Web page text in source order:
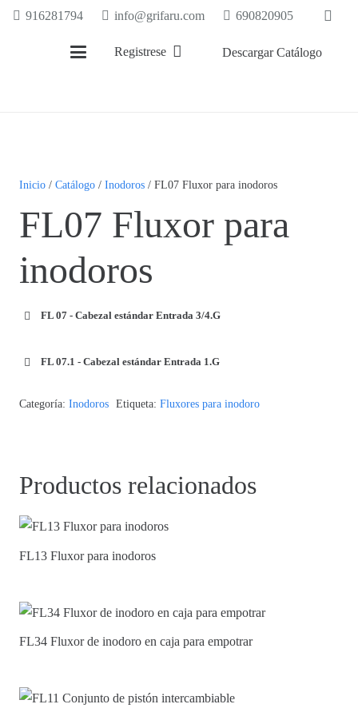
916281794 info@grifaru.com 690820905
Registrese Descargar Catálogo
Inicio / Catálogo / Inodoros / FL07 Fluxor para inodoros
FL07 Fluxor para
inodoros
FL 07 - Cabezal estándar Entrada 3/4.G
FL 07.1 - Cabezal estándar Entrada 1.G
Categoría: Inodoros Etiqueta: Fluxores para inodoro
Productos relacionados
FL13 Fluxor para inodoros
FL34 Fluxor de inodoro en caja para empotrar